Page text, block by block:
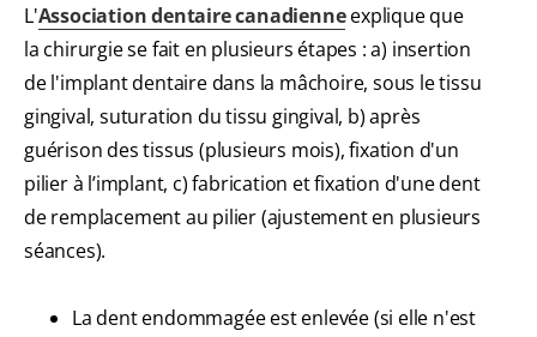
L'Association dentaire canadienneexplique que
la chirurgie se fait en plusieurs étapes : a) insertion
de l'implant dentaire dans la mâchoire, sous le tissu
gingival, suturation du tissu gingival, b) après
guérison des tissus (plusieurs mois), fixation d'un
pilier à l’implant, c) fabrication et fixation d'une dent
de remplacement au pilier (ajustement en plusieurs
séances).
La dent endommagée est enlevée (si elle n'est